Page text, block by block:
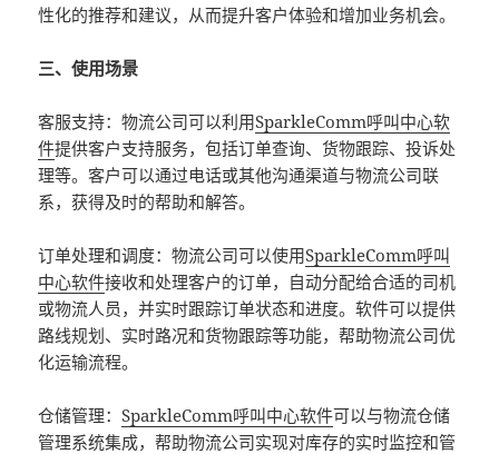
性化的推荐和建议，从而提升客户体验和增加业务机会。
三、使用场景
客服支持：物流公司可以利用SparkleComm呼叫中心软
件提供客户支持服务，包括订单查询、货物跟踪、投诉处
理等。客户可以通过电话或其他沟通渠道与物流公司联
系，获得及时的帮助和解答。
订单处理和调度：物流公司可以使用SparkleComm呼叫
中心软件接收和处理客户的订单，自动分配给合适的司机
或物流人员，并实时跟踪订单状态和进度。软件可以提供
路线规划、实时路况和货物跟踪等功能，帮助物流公司优
化运输流程。
仓储管理：SparkleComm呼叫中心软件可以与物流仓储
管理系统集成，帮助物流公司实现对库存的实时监控和管